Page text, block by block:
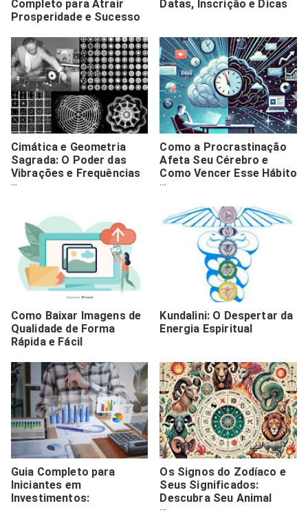
Completo para Atrair
Prosperidade e Sucesso
Datas, Inscrição e Dicas
Cimática e Geometria
Sagrada: O Poder das
Vibrações e Frequências
no Universo
Como a Procrastinação
Afeta Seu Cérebro e
Como Vencer Esse Hábito
de Uma Vez Por Todas
Como Baixar Imagens de
Qualidade de Forma
Rápida e Fácil
Kundalini: O Despertar da
Energia Espiritual
Guia Completo para
Iniciantes em
Investimentos:
Os Signos do Zodíaco e
Seus Significados:
Descubra Seu Animal
Representativo, Elemento